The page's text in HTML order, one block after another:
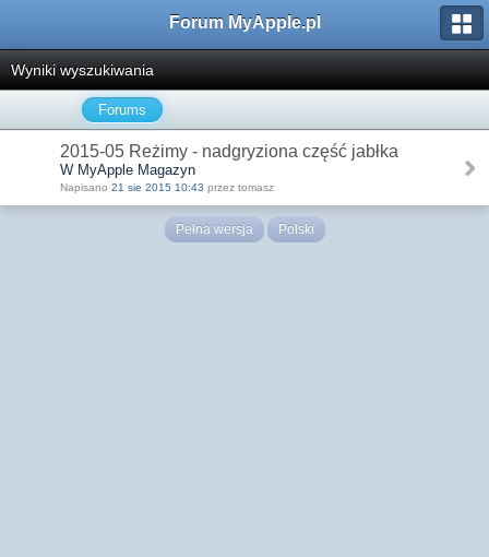
Forum MyApple.pl
Wyniki wyszukiwania
Forums
2015-05 Reżimy - nadgryziona część jabłka
W MyApple Magazyn
Napisano 21 sie 2015 10:43 przez tomasz
Pełna wersja Polski